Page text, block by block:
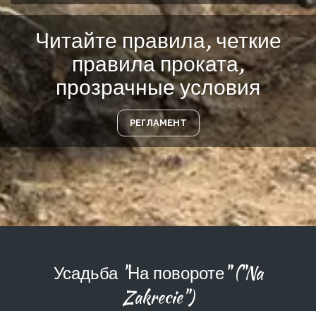
Читайте правила, четкие
правила проката,
прозрачные условия
РЕГЛАМЕНТ
Усадьба "На повороте" ("Na
Zakrecie")